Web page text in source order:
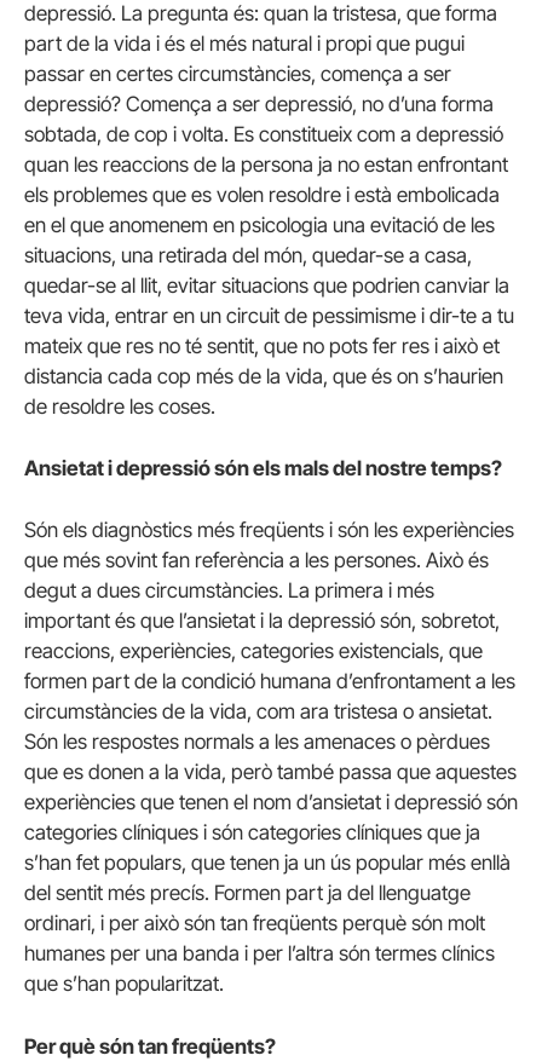
depressió. La pregunta és: quan la tristesa, que forma
part de la vida i és el més natural i propi que pugui
passar en certes circumstàncies, comença a ser
depressió? Comença a ser depressió, no d’una forma
sobtada, de cop i volta. Es constitueix com a depressió
quan les reaccions de la persona ja no estan enfrontant
els problemes que es volen resoldre i està embolicada
en el que anomenem en psicologia una evitació de les
situacions, una retirada del món, quedar-se a casa,
quedar-se al llit, evitar situacions que podrien canviar la
teva vida, entrar en un circuit de pessimisme i dir-te a tu
mateix que res no té sentit, que no pots fer res i això et
distancia cada cop més de la vida, que és on s’haurien
de resoldre les coses.
Ansietat i depressió són els mals del nostre temps?
Són els diagnòstics més freqüents i són les experiències
que més sovint fan referència a les persones. Això és
degut a dues circumstàncies. La primera i més
important és que l’ansietat i la depressió són, sobretot,
reaccions, experiències, categories existencials, que
formen part de la condició humana d’enfrontament a les
circumstàncies de la vida, com ara tristesa o ansietat.
Són les respostes normals a les amenaces o pèrdues
que es donen a la vida, però també passa que aquestes
experiències que tenen el nom d’ansietat i depressió són
categories clíniques i són categories clíniques que ja
s’han fet populars, que tenen ja un ús popular més enllà
del sentit més precís. Formen part ja del llenguatge
ordinari, i per això són tan freqüents perquè són molt
humanes per una banda i per l’altra són termes clínics
que s’han popularitzat.
Per què són tan freqüents?